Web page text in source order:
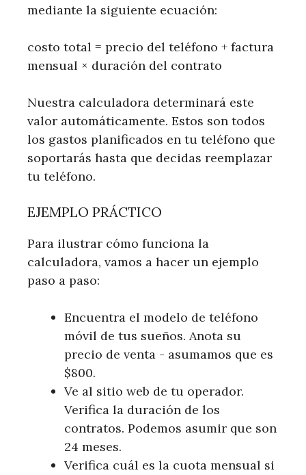
mediante la siguiente ecuación:
costo total = precio del teléfono + factura
mensual × duración del contrato
Nuestra calculadora determinará este
valor automáticamente. Estos son todos
los gastos planificados en tu teléfono que
soportarás hasta que decidas reemplazar
tu teléfono.
EJEMPLO PRÁCTICO
Para ilustrar cómo funciona la
calculadora, vamos a hacer un ejemplo
paso a paso:
Encuentra el modelo de teléfono
móvil de tus sueños. Anota su
precio de venta - asumamos que es
$800.
Ve al sitio web de tu operador.
Verifica la duración de los
contratos. Podemos asumir que son
24 meses.
Verifica cuál es la cuota mensual si